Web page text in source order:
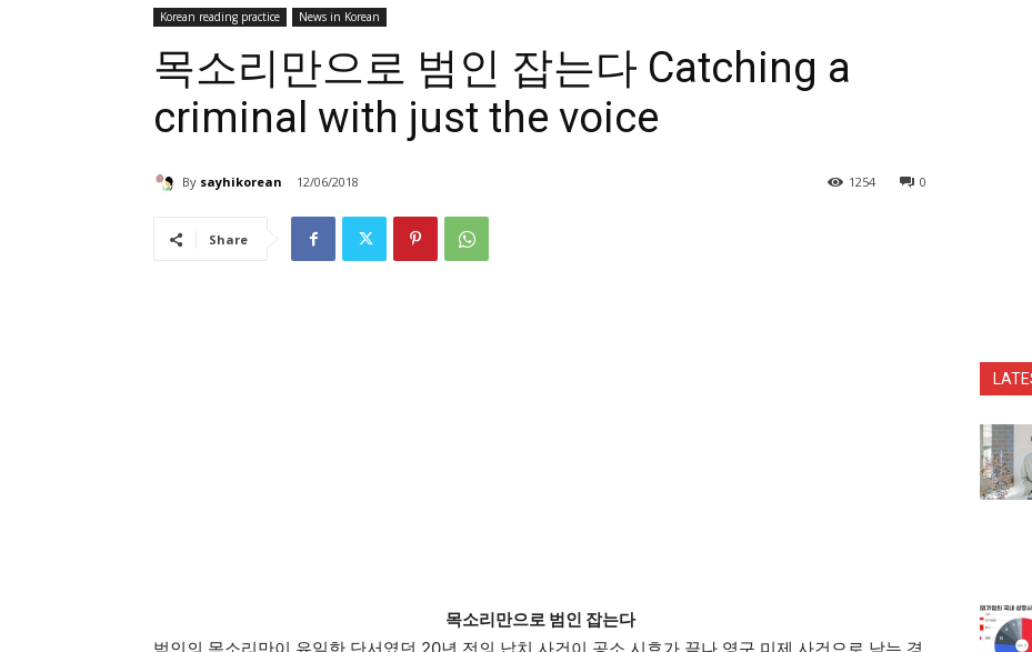
Korean reading practice News in Korean
목소리만으로 범인 잡는다 Catching a
criminal with just the voice
By sayhikorean 12/06/2018 0
1254
Share
목소리만으로 범인 잡는다